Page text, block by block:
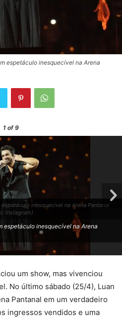
espetáculo inesquecível na Arena
1 of 9
inesquecível na Arena Pantanal
Instagram)
espetáculo inesquecível na Arena
um show, mas vivenciou
No último sábado (25/4), Luan
Pantanal em um verdadeiro
ingressos vendidos e uma